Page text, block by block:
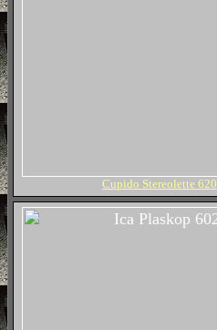
Cupido Stereolette 620